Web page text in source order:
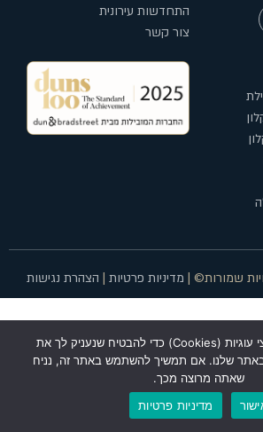
התחדשות עירונית
צור קשר
שמורות© | מדיניות פרטיות הצהרת נגישות
אנו משתמשים בקובצי עוגיות (Cookies) כדי להבטיח שנעניק לך את
באתר שלנו. אם תמשיך להשתמש באתר זה, נניח
שאתה מרוצה מכך.
מדיניות פרטיות